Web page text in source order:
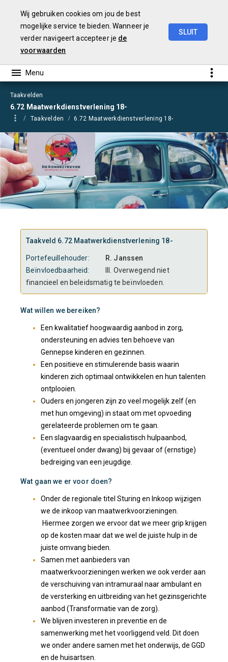
Taakvelden
6.72 Maatwerkdienstverlening 18-
Taakvelden 6.72 Maatwerkdienstverlening 18-
Taakveld 6.72 Maatwerkdienstverlening 18-
Portefeuillehouder:
R. Janssen
Beïnvloedbaarheid:
III. Overwegend niet
financieel en beleidsmatig te beïnvloeden.
Wat willen we bereiken?
Een kwalitatief hoogwaardig aanbod in zorg,
ondersteuning en advies ten behoeve van
Gennepse kinderen en gezinnen.
Een positieve en stimulerende basis waarin
kinderen zich optimaal ontwikkelen en hun talenten
ontplooien.
Ouders en jongeren zijn zo veel mogelijk zelf (en
met hun omgeving) in staat om met opvoeding
gerelateerde problemen om te gaan.
Een slagvaardig en specialistisch hulpaanbod,
(eventueel onder dwang) bij gevaar of (ernstige)
bedreiging van een jeugdige.
Wat gaan we er voor doen?
Onder de regionale titel Sturing en Inkoop wijzigen
we de inkoop van maatwerkvoorzieningen.
Hiermee zorgen we ervoor dat we meer grip krijgen
op de kosten maar dat we wel de juiste hulp in de
juiste omvang bieden.
Samen met aanbieders van
maatwerkvoorzieningen werken we ook verder aan
de verschuiving van intramuraal naar ambulant en
de versterking en uitbreiding van het gezinsgerichte
aanbod (Transformatie van de zorg).
We blijven investeren in preventie en de
samenwerking met het voorliggend veld. Dit doen
we onder andere samen met het onderwijs, de GGD
en de huisartsen.
Wij gebruiken cookies om jou de best
mogelijke service te bieden. Wanneer je
verder navigeert accepteer je de
voorwaarden
SLUIT